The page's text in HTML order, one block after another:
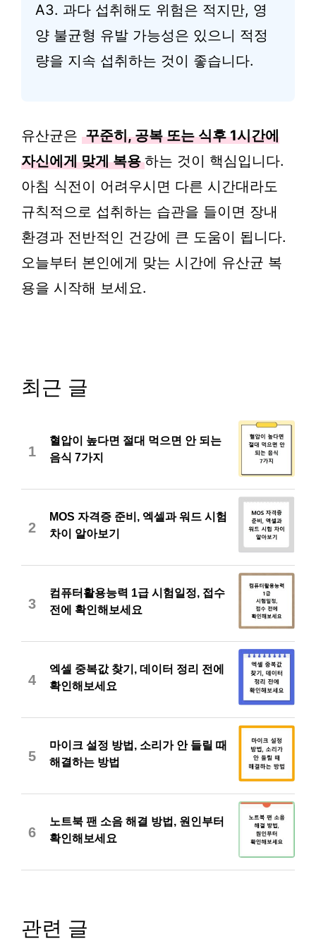
A3. 과다 섭취해도 위험은 적지만, 영
양 불균형 유발 가능성은 있으니 적정
량을 지속 섭취하는 것이 좋습니다.
유산균은 꾸준히, 공복 또는 식후 1시간에
자신에게 맞게 복용 하는 것이 핵심입니다.
아침 식전이 어려우시면 다른 시간대라도
규칙적으로 섭취하는 습관을 들이면 장내
환경과 전반적인 건강에 큰 도움이 됩니다.
오늘부터 본인에게 맞는 시간에 유산균 복
용을 시작해 보세요.
최근 글
1
혈압이 높다면 절대 먹으면 안 되는
음식 7가지
2
MOS 자격증 준비, 엑셀과 워드 시험
차이 알아보기
3
컴퓨터활용능력 1급 시험일정, 접수
전에 확인해보세요
4
엑셀 중복값 찾기, 데이터 정리 전에
확인해보세요
5
마이크 설정 방법, 소리가 안 들릴 때
해결하는 방법
6
노트북 팬 소음 해결 방법, 원인부터
확인해보세요
관련 글